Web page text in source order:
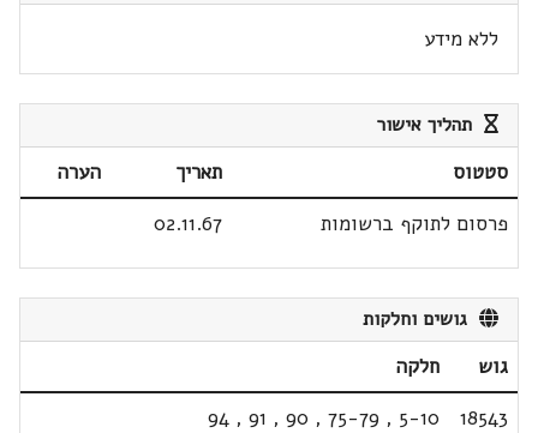
ללא מידע
תהליך אישור
סטטוס תאריך
הערה
פרסום לתוקף ברשומות
02.11.67
גושים וחלקות
גוש
חלקה
18543
5-10
,
75-79
,
90
,
91
,
94